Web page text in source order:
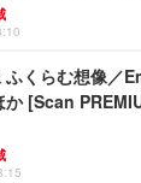
ふくらむ想像／
か [Scan